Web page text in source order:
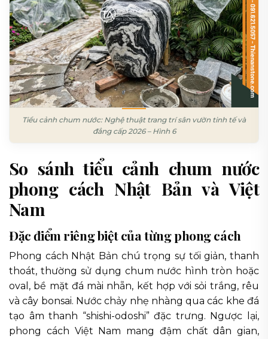
Tiểu cảnh chum nước: Nghệ thuật trang trí sân vườn tinh tế và
đẳng cấp 2026 – Hình 6
So sánh tiểu cảnh chum nước
phong cách Nhật Bản và Việt
Nam
Đặc điểm riêng biệt của từng phong cách
Phong cách Nhật Bản chú trọng sự tối giản, thanh
thoát, thường sử dụng chum nước hình tròn hoặc
oval, bề mặt đá mài nhẵn, kết hợp với sỏi trắng, rêu
và cây bonsai. Nước chảy nhẹ nhàng qua các khe đá
tạo âm thanh “shishi-odoshi” đặc trưng. Ngược lại,
phong cách Việt Nam mang đậm chất dân gian,